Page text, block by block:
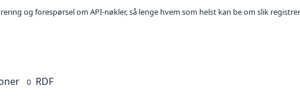
og forespørsel om API-nøkler, så lenge hvem som helst kan be om slik
0 RDF